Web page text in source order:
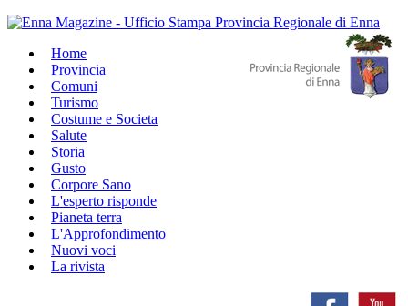
Home
Provincia
Comuni
Turismo
Costume e Societa
Salute
Storia
Gusto
Corpore Sano
L'esperto risponde
Pianeta terra
L'Approfondimento
Nuovi voci
La rivista